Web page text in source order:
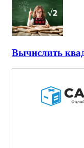
Вычислить